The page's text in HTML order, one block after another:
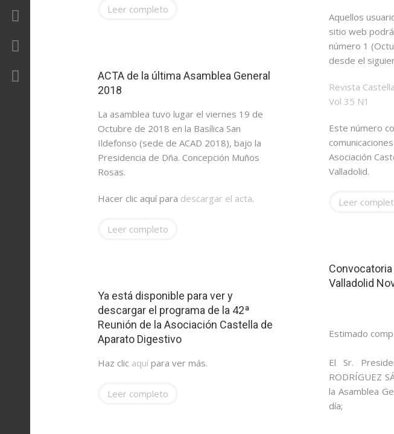
Leer completo
Aquellos
sitio web
número 1
desde el
Revista
Vol 35 N1
Este número
Asociación
Valladolid.
Leer
ACTA de la última Asamblea General
2018
La asamblea tuvo lugar el viernes 19 de
Octubre de 2018 en la Basílica San
Ildefonso (sede de ACAD 2018), bajo la
Presidencia de Dña. Concepción Muños
Rosas.
Hacer clic aquí para descargar el acta.
Leer completo
Convocatoria
Valladolid
Estimado
El Sr.
RODRÍGUEZ
la Asamblea
día;
Ya está disponible para ver y
descargar el programa de la 42ª
Reunión de la Asociación Castella de
Aparato Digestivo
Haz clic aquí para ver más.
Leer completo